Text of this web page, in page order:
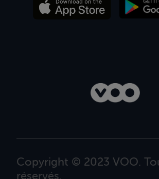
Copyright © 2023 VOO.
réservés.